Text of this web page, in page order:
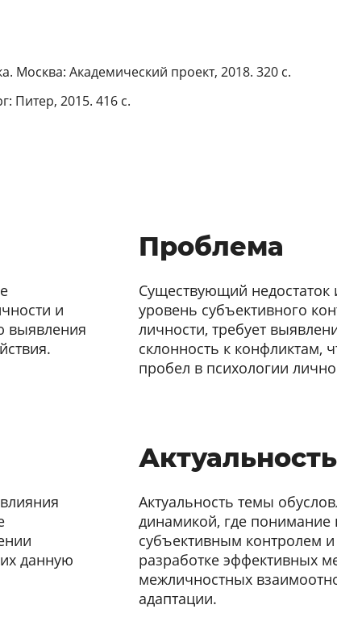
Москва: Академический проект, 2018. 320 с.
Питер, 2015. 416 с.
и
выявления
Проблема
Существующий
уровень субъективного
личности, требует
склонность к конфликтам,
пробел в психологии
данную
Актуальность
Актуальность темы
динамикой, где понимание
субъективным контролем
разработке эффективных
межличностных
адаптации.